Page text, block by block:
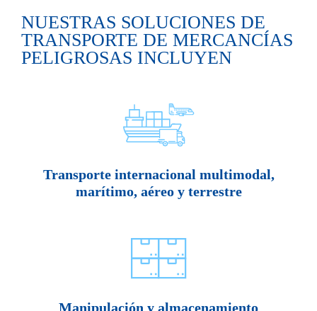
NUESTRAS SOLUCIONES DE
TRANSPORTE DE MERCANCÍAS
PELIGROSAS INCLUYEN
Transporte internacional multimodal,
marítimo, aéreo y terrestre
Manipulación y almacenamiento